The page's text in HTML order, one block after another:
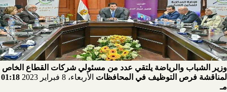
وزير الشباب والرياضة يلتقي عدد من مسئولي شركات القطاع الخاص
لمناقشة فرص التوظيف في المحافظات الأربعاء، 8 فبراير 2023
01:18
مـ